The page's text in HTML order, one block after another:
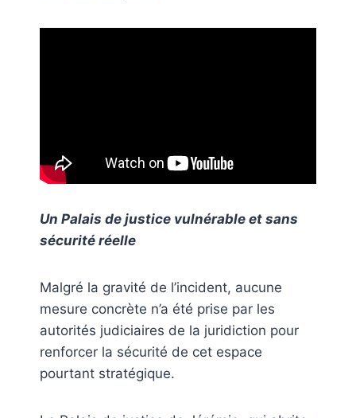
Un Palais de justice vulnérable et sans
sécurité réelle
Malgré la gravité de l’incident, aucune
mesure concrète n’a été prise par les
autorités judiciaires de la juridiction pour
renforcer la sécurité de cet espace
pourtant stratégique.